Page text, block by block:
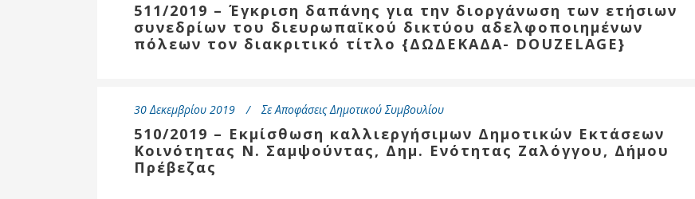
511/2019 – Έγκριση δαπάνης για την διοργάνωση των ετήσιων
συνεδρίων του διευρωπαϊκού δικτύου αδελφοποιημένων
πόλεων τον διακριτικό τίτλο {ΔΩΔΕΚΑΔΑ- DOUZELAGE}
30 Δεκεμβρίου 2019 Σε Αποφάσεις Δημοτικού Συμβουλίου
510/2019 – Εκμίσθωση καλλιεργήσιμων Δημοτικών Εκτάσεων
Κοινότητας Ν. Σαμψούντας, Δημ. Ενότητας Ζαλόγγου, Δήμου
Πρέβεζας